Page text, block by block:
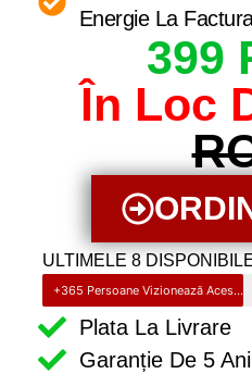
Energie La
399
În Loc
ULTIMELE 8
+365 Persoane Vizionează Acest Produs. Grăbește-te Înainte Să Se Epuizeze!
Plata La Livrare
Garanție De 5 Ani